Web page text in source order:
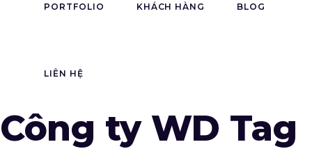
PORTFOLIO KHÁCH HÀNG BLOG
LIÊN HỆ
Công ty WD Tag